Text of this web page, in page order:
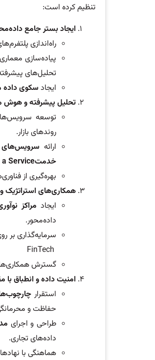
تنظیم کرده است:
ایجاد بستر جامع
راه‌اندازی
پیاده‌سازی
تحلیل‌های
ایجادسکوی داده
تحلیل پیشرفته و
توسعه
روندهای بازار.
ارائه
خدمتa Service
بهره‌گیری از
همکاری‌های استراتژیک
ایجاد مراکز
داده‌محور.
گسترش
امنیت داده و انطباق با
استقرار
حفاظت و
طراحی و اجرای
داده‌های تجاری.
هماهنگی با